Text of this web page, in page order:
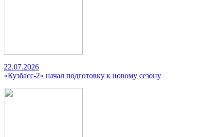
22.07.2026
«Кузбасс-2» начал подготовку к новому сезону